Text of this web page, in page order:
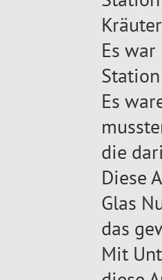
Es
Es
die
Diese
Glas
das
Mit